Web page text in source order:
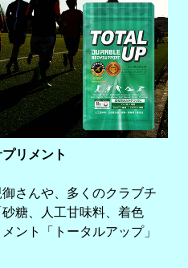
リメント
さんや、多くのクラブチ
糖、人工甘味料、着色
ント「トータルアップ」